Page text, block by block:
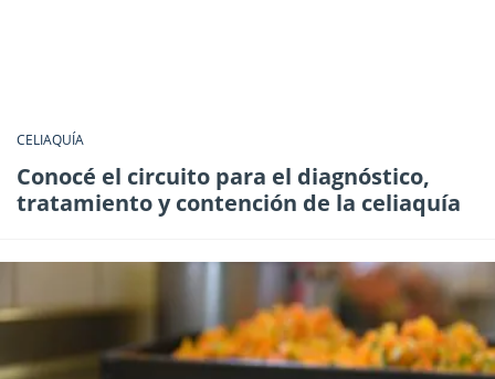
CELIAQUÍA
Conocé el circuito para el diagnóstico,
tratamiento y contención de la celiaquía